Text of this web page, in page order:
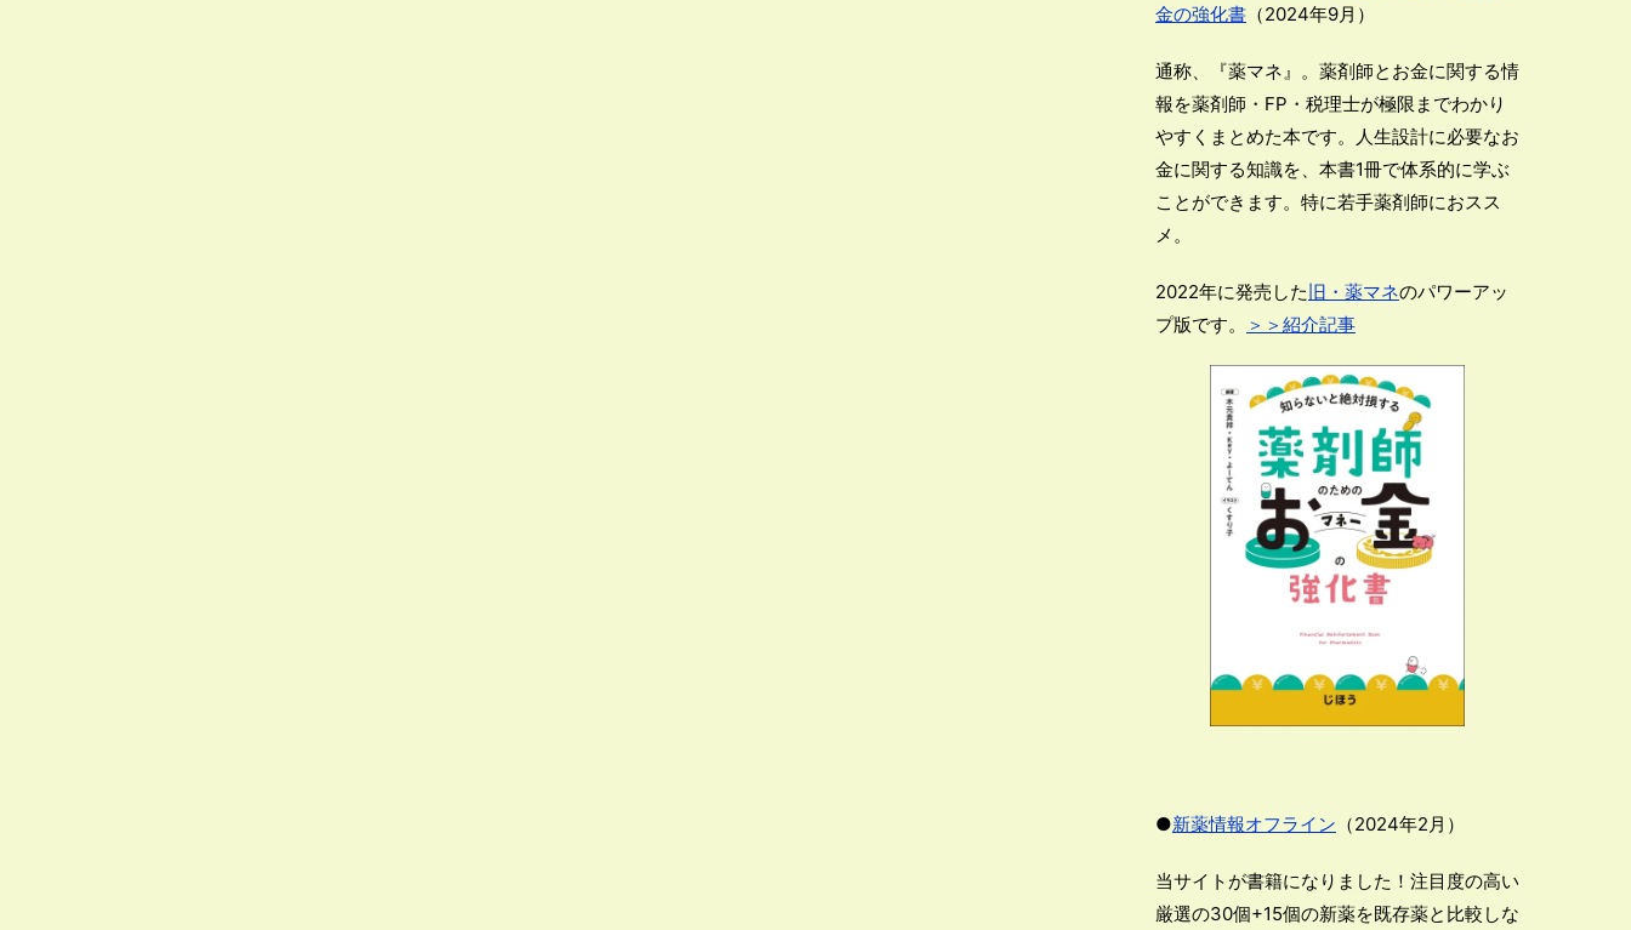
金の強化書 （2024年9月）
通称、『薬マネ』。薬剤師とお金に関する情
報を薬剤師・FP・税理士が極限までわかり
やすくまとめた本です。人生設計に必要なお
金に関する知識を、本書1冊で体系的に学ぶ
ことができます。特に若手薬剤師におスス
メ。
2022年に発売した旧・薬マネのパワーアッ
プ版です。
＞＞紹介記事
●新薬情報オフライン （2024年2月）
当サイトが書籍になりました！注目度の高い
厳選の30個+15個の新薬を既存薬と比較しな